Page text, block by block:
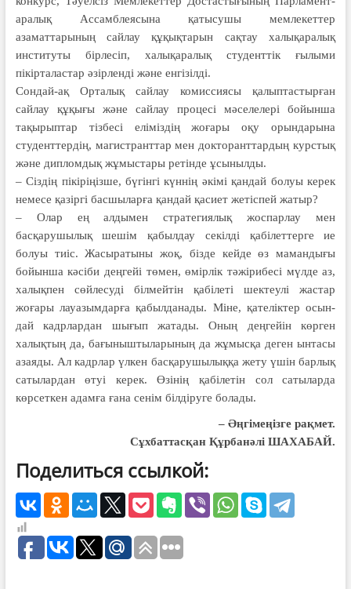
аралық Ассамблеясына қатысушы мемлекеттер
азаматтарының сайлау құқықтарын сақтау халықаралық
инсти­туты бірлесіп, халықаралық студенттік ғылыми
пікірталастар әзірленді және енгізілді.
Сондай-ақ Орталық сайлау комис­сиясы қалыптастырған
сайлау құқығы және сайлау процесі мәселелері бойынша
тақырыптар тізбесі еліміздің жоғары оқу орындарына
студенттердің, магистранттар мен докторанттардың курстық
және дипломдық жұмыстары ретінде ұсынылды.
– Сіздің пікіріңізше, бүгінгі күннің әкімі қандай болуы керек
немесе қа­зіргі басшыларға қандай қасиет жетіспей жатыр?
– Олар ең алдымен стратегиялық жоспарлау мен
басқарушылық шешім қабылдау секілді қабілеттерге ие
болуы тиіс. Жасыратыны жоқ, бізде кейде өз мамандығы
бойынша кәсіби деңгейі төмен, өмірлік тәжірибесі мүлде аз,
халықпен сөйлесуді білмейтін қабілеті шектеулі жастар
жоғары лауазымдарға қабылданады. Міне, қателіктер осын­
дай кадрлардан шығып жатады. Оның деңгейін көрген
халықтың да, бағы­ныштыларының да жұмысқа деген ынтасы
азаяды. Ал кадрлар үлкен бас­қа­рушылыққа жету үшін барлық
сатылардан өтуі керек. Өзінің қабілетін сол сатыларда
көрсеткен адамға ғана сенім білдіруге болады.
– Әңгімеңізге рақмет.
Сұхбаттасқан Құрбанәлі ШАХАБАЙ.
Поделиться ссылкой: